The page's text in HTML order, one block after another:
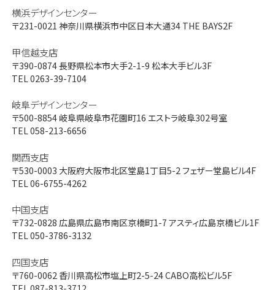
横浜デザインセンター
〒231-0021 神奈川県横浜市中区日本大通34 THE BAYS2F
甲信越支店
〒390-0874長野県松本市大手2-1-9 松本大手ビル3F
TEL 0263-39-7104
岐阜デザインセンター
〒500-8854岐阜県岐阜市花園町16 エストラ岐阜302号室
TEL 058-213-6656
関西支店
〒530-0003 大阪府大阪市北区堂島1丁目5-2 フェザー堂島ビル4F
TEL 06-6755-4262
中国支店
〒732-0828 広島県広島市南区京橋町1-7 アスティ広島京橋ビル1F
TEL 050-3786-3132
四国支店
〒760-0062 香川県高松市塩上町2-5-24 CABO高松ビル5F